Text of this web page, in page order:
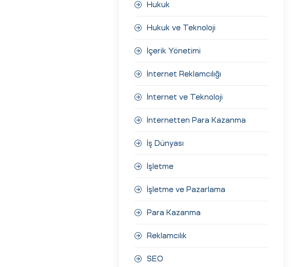
Hukuk
Hukuk ve Teknoloji
İçerik Yönetimi
İnternet Reklamcılığı
İnternet ve Teknoloji
İnternetten Para Kazanma
İş Dünyası
İşletme
İşletme ve Pazarlama
Para Kazanma
Reklamcılık
SEO